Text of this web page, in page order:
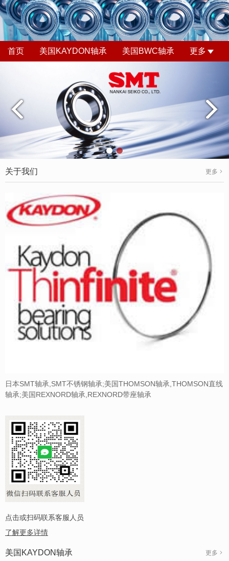
首页 美国KAYDON轴承 美国BWC轴承 更多
关于我们 更多
日本SMT轴承,SMT不锈钢轴承;美国THOMSON轴承,THOMSON直线
轴承;美国REXNORD轴承,REXNORD带座轴承
点击或扫码联系客服人员
了解更多详情
美国KAYDON轴承 更多